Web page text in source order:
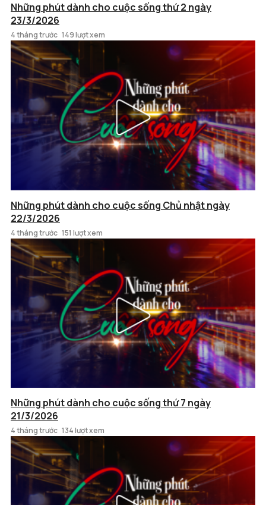
Những phút dành cho cuộc sống thứ 2 ngày
23/3/2026
4 tháng trước 149 lượt xem
Những phút dành cho cuộc sống Chủ nhật ngày
22/3/2026
4 tháng trước 151 lượt xem
Những phút dành cho cuộc sống thứ 7 ngày
21/3/2026
4 tháng trước 134 lượt xem